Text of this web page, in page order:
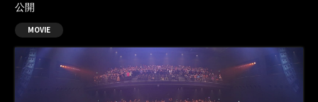
公開
MOVIE